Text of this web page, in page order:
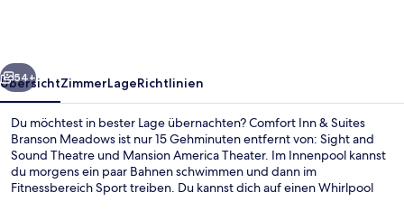
Weiter
54+
ÜbersichtZimmerLageRichtlinien
Du möchtest in bester Lage übernachten? Comfort Inn & Suites
Branson Meadows ist nur 15 Gehminuten entfernt von: Sight and
Sound Theatre und Mansion America Theater. Im Innenpool kannst
du morgens ein paar Bahnen schwimmen und dann im
Fitnessbereich Sport treiben. Du kannst dich auf einen Whirlpool